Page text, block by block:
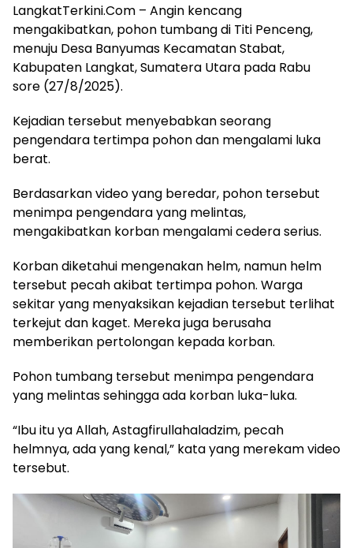
LangkatTerkini.Com – Angin kencang
mengakibatkan, pohon tumbang di Titi Penceng,
menuju Desa Banyumas Kecamatan Stabat,
Kabupaten Langkat, Sumatera Utara pada Rabu
sore (27/8/2025).
Kejadian tersebut menyebabkan seorang
pengendara tertimpa pohon dan mengalami luka
berat.
Berdasarkan video yang beredar, pohon tersebut
menimpa pengendara yang melintas,
mengakibatkan korban mengalami cedera serius.
Korban diketahui mengenakan helm, namun helm
tersebut pecah akibat tertimpa pohon. Warga
sekitar yang menyaksikan kejadian tersebut terlihat
terkejut dan kaget. Mereka juga berusaha
memberikan pertolongan kepada korban.
Pohon tumbang tersebut menimpa pengendara
yang melintas sehingga ada korban luka-luka.
“Ibu itu ya Allah, Astagfirullahaladzim, pecah
helmnya, ada yang kenal,” kata yang merekam video
tersebut.